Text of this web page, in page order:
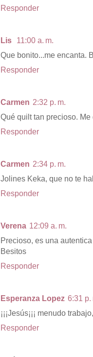
Responder
Lis
11:00 a. m.
Que bonito...me encanta.
Responder
Carmen 2:32 p. m.
Qué quilt tan precioso.
Responder
Carmen 2:34 p. m.
Jolines Keka, que no te
Responder
Verena 12:09 a. m.
Precioso, es una
Besitos
Responder
Esperanza Lopez 6:31 p.
¡¡¡Jesús¡¡¡ menudo
Responder